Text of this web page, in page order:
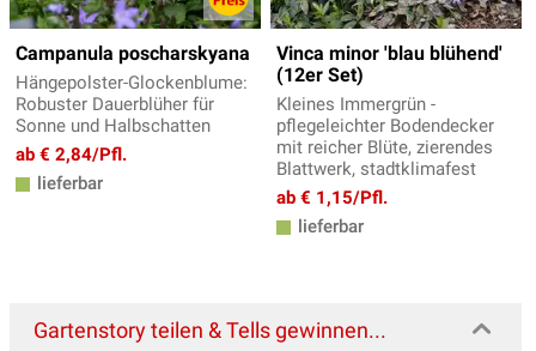
Campanula poscharskyana
Hängepolster-Glockenblume:
Robuster Dauerblüher für
Sonne und Halbschatten
ab € 2,84/Pfl.
lieferbar
Vinca minor 'blau blühend'
(12er Set)
Kleines Immergrün -
pflegeleichter Bodendecker
mit reicher Blüte, zierendes
Blattwerk, stadtklimafest
ab € 1,15/Pfl.
lieferbar
Gartenstory teilen & Tells gewinnen...